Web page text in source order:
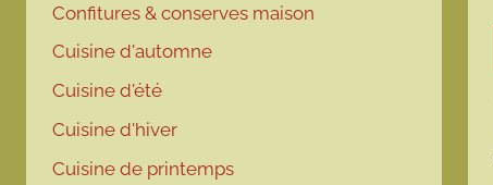
Confitures & conserves maison
Cuisine d'automne
Cuisine d'été
Cuisine d'hiver
Cuisine de printemps